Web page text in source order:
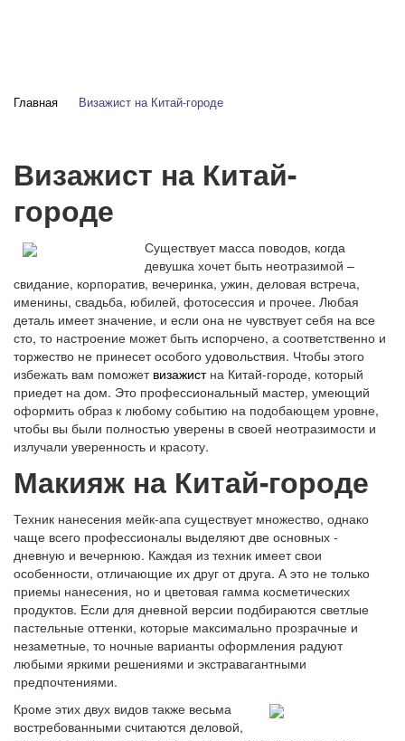
Главная Визажист на Китай-городе
Визажист на Китай-
городе
Существует масса поводов, когда
девушка хочет быть неотразимой –
свидание, корпоратив, вечеринка, ужин, деловая встреча,
именины, свадьба, юбилей, фотосессия и прочее. Любая
деталь имеет значение, и если она не чувствует себя на все
сто, то настроение может быть испорчено, а соответственно и
торжество не принесет особого удовольствия. Чтобы этого
избежать вам поможет визажистна Китай-городе, который
приедет на дом. Это профессиональный мастер, умеющий
оформить образ к любому событию на подобающем уровне,
чтобы вы были полностью уверены в своей неотразимости и
излучали уверенность и красоту.
Макияж на Китай-городе
Техник нанесения мейк-апа существует множество, однако
чаще всего профессионалы выделяют две основных -
дневную и вечернюю. Каждая из техник имеет свои
особенности, отличающие их друг от друга. А это не только
приемы нанесения, но и цветовая гамма косметических
продуктов. Если для дневной версии подбираются светлые
пастельные оттенки, которые максимально прозрачные и
незаметные, то ночные варианты оформления радуют
любыми яркими решениями и экстравагантными
предпочтениями.
Кроме этих двух видов также весьма
востребованными считаются деловой,